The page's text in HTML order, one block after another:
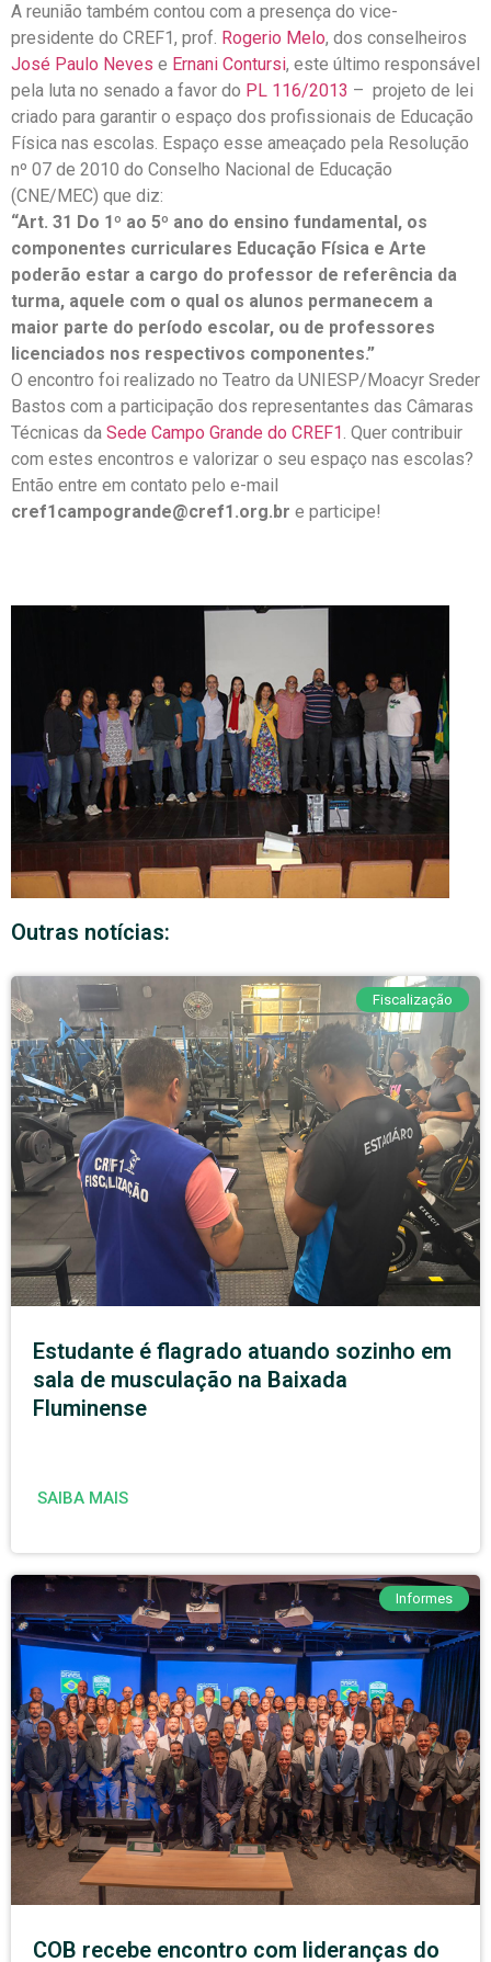
A reunião também contou com a presença do vice-
presidente do CREF1, prof. Rogerio Melo, dos conselheiros
José Paulo Neves e Ernani Contursi, este último responsável
pela luta no senado a favor do PL 116/2013 – projeto de lei
criado para garantir o espaço dos profissionais de Educação
Física nas escolas. Espaço esse ameaçado pela Resolução
nº 07 de 2010 do Conselho Nacional de Educação
(CNE/MEC) que diz:
“Art. 31 Do 1º ao 5º ano do ensino fundamental, os
componentes curriculares Educação Física e Arte
poderão estar a cargo do professor de referência da
turma, aquele com o qual os alunos permanecem a
maior parte do período escolar, ou de professores
licenciados nos respectivos componentes.”
O encontro foi realizado no Teatro da UNIESP/Moacyr Sreder
Bastos com a participação dos representantes das Câmaras
Técnicas da Sede Campo Grande do CREF1. Quer contribuir
com estes encontros e valorizar o seu espaço nas escolas?
Então entre em contato pelo e-mail
cref1campogrande@cref1.org.br e participe!
Outras notícias:
Fiscalização
Estudante é flagrado atuando sozinho em
sala de musculação na Baixada
Fluminense
SAIBA MAIS
Informes
COB recebe encontro com lideranças do